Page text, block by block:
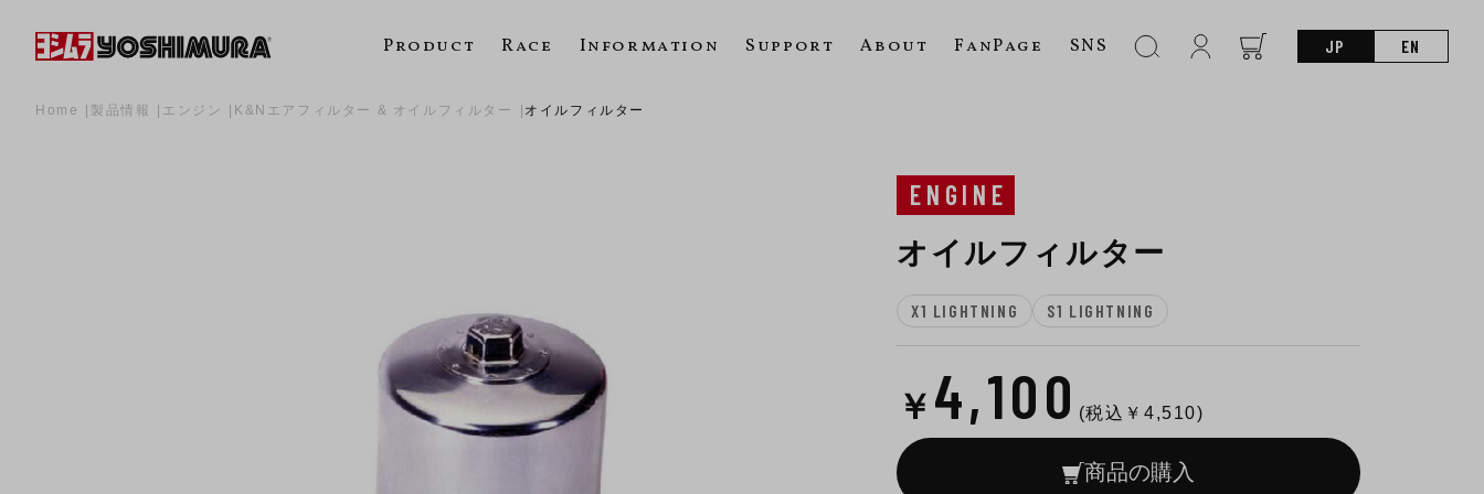
Product Race Information Support About FanPage SNS JP EN
Home 製品情報 エンジン K&Nエアフィルター & オイルフィルター オイルフィルター
ENGINE
オイルフィルター
X1 LIGHTNING S1 LIGHTNING
￥ 4,100 (税込￥4,510)
商品の購入